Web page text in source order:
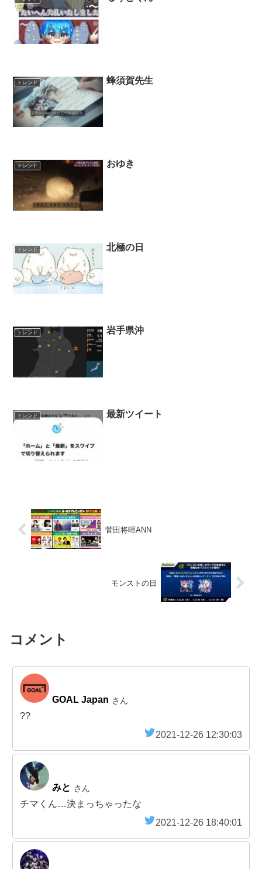
トレンド 蜂須賀先生
トレンド おゆき
トレンド 北極の日
トレンド 岩手県沖
トレンド 最新ツイート
菅田将暉ANN
モンストの日
コメント
GOAL Japan さん
??
2021-12-26 12:30:03
みと さん
チマくん…決まっちゃったな
2021-12-26 18:40:01